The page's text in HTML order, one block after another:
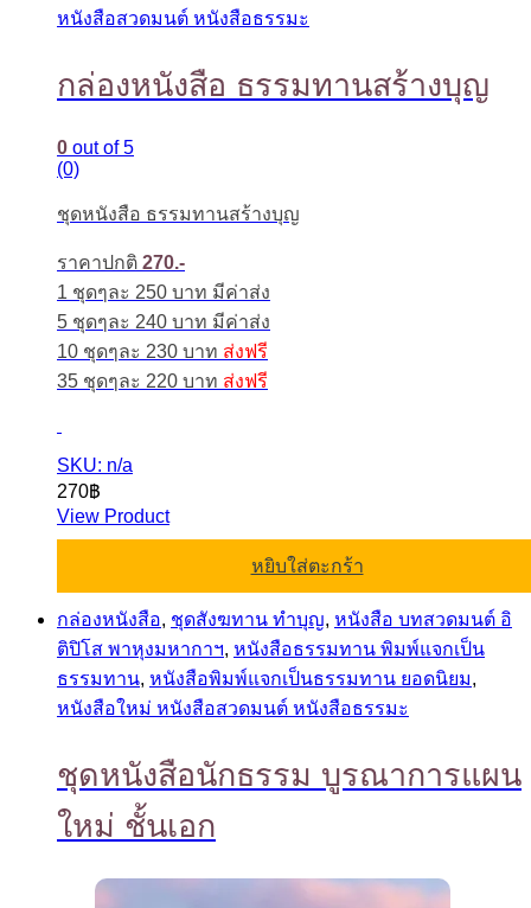
หนังสือสวดมนต์ หนังสือธรรมะ
กล่องหนังสือ ธรรมทานสร้างบุญ
0 out of 5
(0)
ชุดหนังสือ ธรรมทานสร้างบุญ
ราคาปกติ 270.-
1 ชุดๆละ 250 บาท มีค่าส่ง
5 ชุดๆละ 240 บาท มีค่าส่ง
10 ชุดๆละ 230 บาท ส่งฟรี
35 ชุดๆละ 220 บาท ส่งฟรี
SKU: n/a
270฿
View Product
หยิบใส่ตะกร้า
กล่องหนังสือ, ชุดสังฆทาน ทำบุญ, หนังสือ บทสวดมนต์ อิ
ติปิโส พาหุงมหากาฯ, หนังสือธรรมทาน พิมพ์แจกเป็น
ธรรมทาน, หนังสือพิมพ์แจกเป็นธรรมทาน ยอดนิยม,
หนังสือใหม่ หนังสือสวดมนต์ หนังสือธรรมะ
ชุดหนังสือนักธรรม บูรณาการแผน
ใหม่ ชั้นเอก